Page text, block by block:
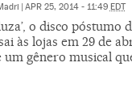
| APR 25, 2014 - 11:49 EDT
o disco póstumo
às lojas em 29 de
gênero musical